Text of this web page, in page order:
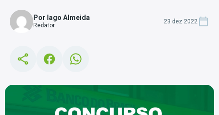
Por Iago Almeida
Redator
23 dez 2022